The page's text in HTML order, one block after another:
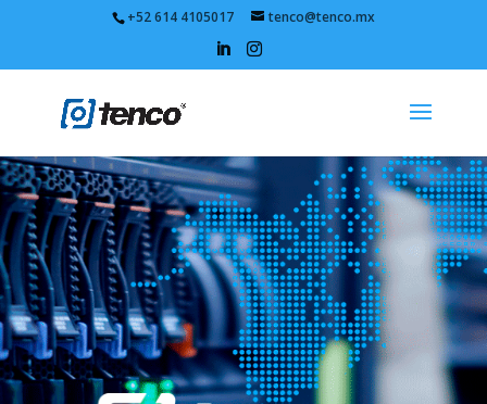
+52 614 4105017 tenco@tenco.mx